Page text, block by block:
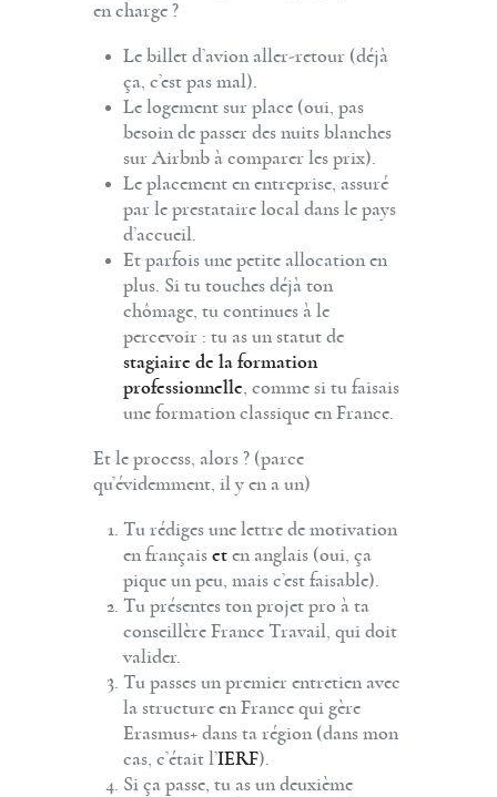
en charge ?
Le billet d’avion aller-retour (déjà
ça, c’est pas mal).
Le logement sur place (oui, pas
besoin de passer des nuits blanches
sur Airbnb à comparer les prix).
Le placement en entreprise, assuré
par le prestataire local dans le pays
d’accueil.
Et parfois une petite allocation en
plus. Si tu touches déjà ton
chômage, tu continues à le
percevoir : tu as un statut de
stagiaire de la formation
professionnelle, comme si tu faisais
une formation classique en France.
Et le process, alors ? (parce
qu’évidemment, il y en a un)
Tu rédiges une lettre de motivation
en français et en anglais (oui, ça
pique un peu, mais c’est faisable).
Tu présentes ton projet pro à ta
conseillère France Travail, qui doit
valider.
Tu passes un premier entretien avec
la structure en France qui gère
Erasmus+ dans ta région (dans mon
cas, c’était l’IERF).
Si ça passe, tu as un deuxième